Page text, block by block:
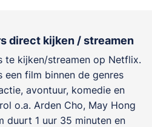
direct kijken / streamen
te kijken/streamen op Netflix.
een film binnen de genres
avontuur, komedie en
o.a. Arden Cho, May Hong
duurt 1 uur 35 minuten en